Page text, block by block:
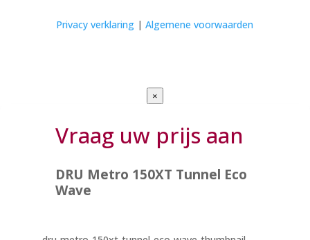
Privacy verklaring |Algemene voorwaarden
×
Vraag uw prijs aan
DRU Metro 150XT Tunnel Eco
Wave